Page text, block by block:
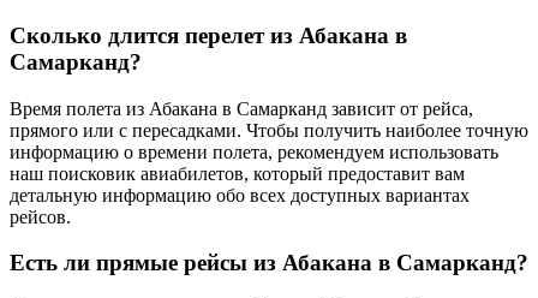
Сколько длится перелет из Абакана в
Самарканд?
Время полета из Абакана в Самарканд зависит от рейса,
прямого или с пересадками. Чтобы получить наиболее точную
информацию о времени полета, рекомендуем использовать
наш поисковик авиабилетов, который предоставит вам
детальную информацию обо всех доступных вариантах
рейсов.
Есть ли прямые рейсы из Абакана в Самарканд?